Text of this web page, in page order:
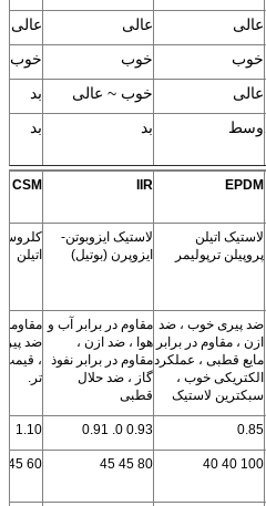
عالی عالی
عالی
خوب خوب
خوب
عالی خوب ~ عالی
بد
وسط بد بد
خوب خوب خوب
خوب خوب خوب
تایر ، کفش
لاستیکی ، لوله
لاستیکی ، نوار
چسب ، فنر هوا
تایر ، کفش
لاستیکی ، پارچه
های لاستیکی ،
محصولات
ورزشی ، تشک ،
پوسته جمع کننده
،
،
،
EPDM
IIR
CSM
لاستیک اتیلن
پروپیلن ترپولیمر
لاستیک ایزوبوتن-
ایزوپرن (بوتیل)
اتیلن
ضد پیری خوب ، ضد
ازن ، مقاوم در برابر
مایع قطبی ، عملکرد
الکتریکی خوب ،
سبکترین لاستیک
مقاوم در برابر آب و
هوا ، ضد ازن ،
مقاوم در برابر نفوذ
گاز ، ضد حلال
قطبی
، قیمت
تر.
0.85
0.93 0. 0.91
1.10
100 40 40
80 45 45
60 45 45